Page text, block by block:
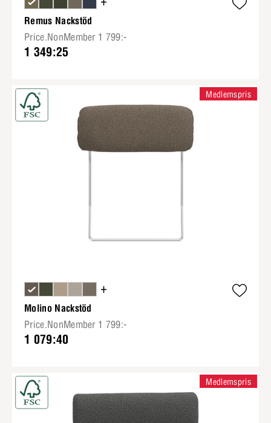
Remus Nackstöd
Price.NonMember 1 799:-
1 349:25
+
Molino Nackstöd
Price.NonMember 1 799:-
1 079:40
Medlemspris
Medlemspris